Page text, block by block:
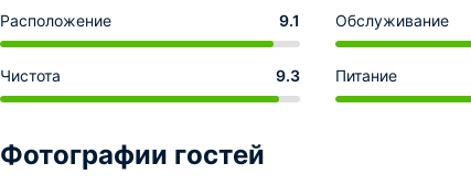
Расположение 9.1 Обслуживание
Чистота 9.3 Питание
Фотографии гостей